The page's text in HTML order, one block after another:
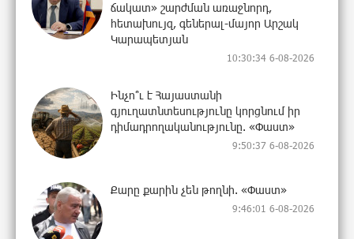
ճակատ» շարժման առաջնորդ,
հետախույզ, գեներալ-մայոր Արշակ
Կարապետյան
10:30:34 6-08-2026
Ինչո՞ւ է Հայաստանի
գյուղատնտեսությունը կորցնում իր
դիմադրողականությունը. «Փաստ»
9:50:37 6-08-2026
Քարը քարին չեն թողնի. «Փաստ»
9:46:01 6-08-2026